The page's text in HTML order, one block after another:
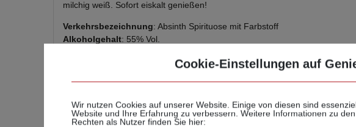
milchig weiß. Sofort eiskalt genießen!
Verkehrsbezeichnung: Absinth Spirituose mit Farbstoff
Alkoholgehalt: 55% Vol.
Wir liefern diesen Artikel in einer hochwertigen, massiven Geschenk-
Cookie-Einstellungen auf
Wir nutzen Cookies auf unserer Website. Einige von diesen sind
Website und Ihre Erfahrung zu verbessern. Weitere Informationen zu
Rechten als Nutzer finden Sie hier: